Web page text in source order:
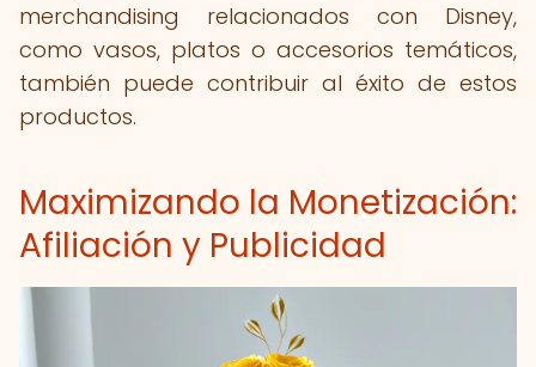
merchandising relacionados con Disney,
como vasos, platos o accesorios temáticos,
también puede contribuir al éxito de estos
productos.
Maximizando la Monetización:
Afiliación y Publicidad